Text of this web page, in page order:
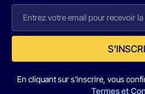
En cliquant sur s'inscrire, vous
Termes et